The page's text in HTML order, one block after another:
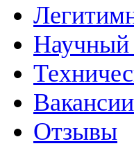
Научный
Вакансии
Отзывы